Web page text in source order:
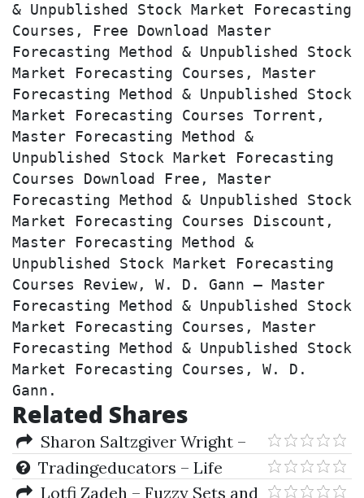
& Unpublished Stock Market Forecasting
Courses, Free Download Master
Forecasting Method & Unpublished Stock
Market Forecasting Courses, Master
Forecasting Method & Unpublished Stock
Market Forecasting Courses Torrent,
Master Forecasting Method &
Unpublished Stock Market Forecasting
Courses Download Free, Master
Forecasting Method & Unpublished Stock
Market Forecasting Courses Discount,
Master Forecasting Method &
Unpublished Stock Market Forecasting
Courses Review, W. D. Gann – Master
Forecasting Method & Unpublished Stock
Market Forecasting Courses, Master
Forecasting Method & Unpublished Stock
Market Forecasting Courses, W. D.
Gann.
Related Shares
Sharon Saltzgiver Wright –
Getting Started In Bonds (2nd
Ed.)
Tradingeducators – Life
Index For Traders
Lotfi Zadeh – Fuzzy Sets and